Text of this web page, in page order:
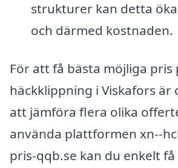
strukturer kan detta
och därmed kostnaden.
För att få bästa möjliga pris
häckklippning i Viskafors är
att jämföra flera olika
använda plattformen xn--
pris-qqb.se kan du enkelt